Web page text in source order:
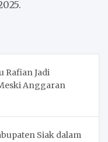
Rafian Jadi
Anggaran
Siak dalam